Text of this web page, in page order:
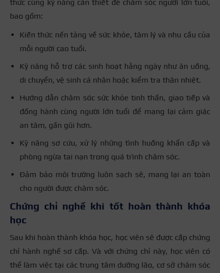
thức cùng kỹ năng cần thiết để chăm sóc người lớn tuổi,
bao gồm:
Kiến thức nền tảng về sức khỏe, tâm lý và nhu cầu của
mỗi người cao tuổi.
Kỹ năng hỗ trợ các sinh hoạt hằng ngày như ăn uống,
di chuyển, vệ sinh cá nhân hoặc kiểm tra thân nhiệt.
Hướng dẫn chăm sóc sức khỏe tinh thần, giao tiếp và
đồng hành cùng người lớn tuổi để mang lại cảm giác
an tâm, gần gũi hơn.
Kỹ năng sơ cứu, xử lý những tình huống khẩn cấp và
phòng ngừa tai nạn trong quá trình chăm sóc.
Đảm bảo môi trường luôn sạch sẽ, mang lại an toàn
cho người được chăm sóc.
Chứng chỉ nghề khi tốt hoàn thành khóa
học
Sau khi hoàn thành khóa học, học viên sẽ được cấp chứng
chỉ hành nghề sơ cấp. Và với chứng chỉ này, học viên có
thể làm việc tại các trung tâm dưỡng lão, cơ sở chăm sóc